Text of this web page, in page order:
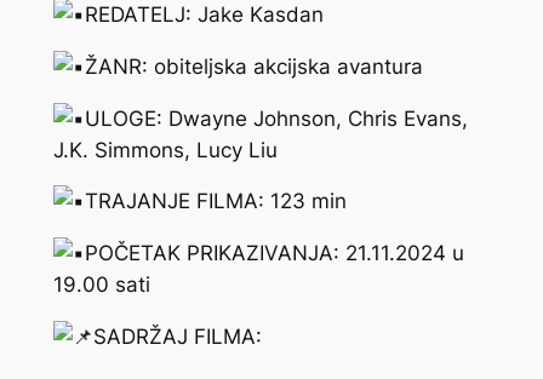
REDATELJ: Jake Kasdan
ŽANR: obiteljska akcijska avantura
ULOGE: Dwayne Johnson, Chris Evans,
J.K. Simmons, Lucy Liu
TRAJANJE FILMA: 123 min
POČETAK PRIKAZIVANJA: 21.11.2024 u
19.00 sati
SADRŽAJ FILMA: